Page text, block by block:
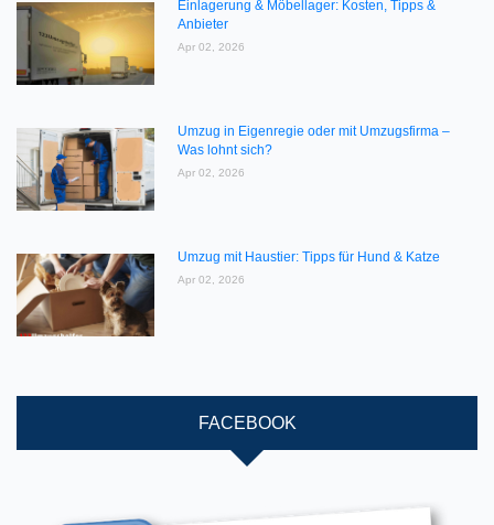
Einlagerung & Möbellager: Kosten, Tipps &
Anbieter
Apr 02, 2026
Umzug in Eigenregie oder mit Umzugsfirma –
Was lohnt sich?
Apr 02, 2026
Umzug mit Haustier: Tipps für Hund & Katze
Apr 02, 2026
FACEBOOK